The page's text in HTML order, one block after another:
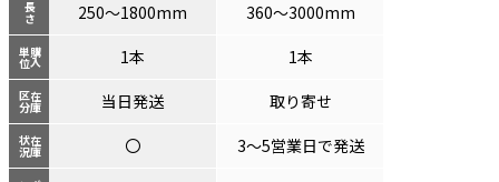
長さ
購入
単位
在庫
区分
在庫
状況
250～1800mm
360～3000mm
1本
1本
当日発送
取り寄せ
〇
3～5営業日で発送